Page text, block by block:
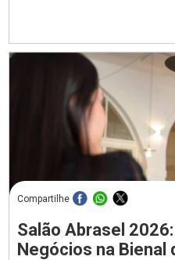
Compartilhe
Salão Abrasel
Negócios na Bienal